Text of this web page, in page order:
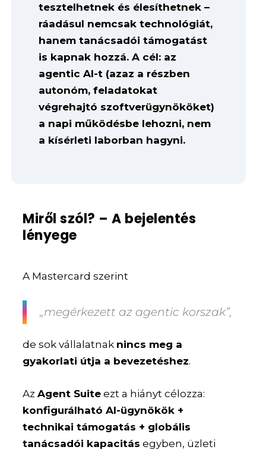
tesztelhetnek és élesíthetnek –
ráadásul nemcsak technológiát,
hanem tanácsadói támogatást
is kapnak hozzá. A cél: az
agentic AI-t (azaz a részben
autonóm, feladatokat
végrehajtó szoftverügynököket)
a napi működésbe lehozni, nem
a kísérleti laborban hagyni.
Miről szól? – A bejelentés
lényege
A Mastercard szerint
„megérkezett az agentic korszak”,
de sok vállalatnak nincs meg a
gyakorlati útja a bevezetéshez.
AzAgent Suite ezt a hiányt célozza:
konfigurálható AI-ügynökök +
technikai támogatás + globális
tanácsadói kapacitás egyben, üzleti